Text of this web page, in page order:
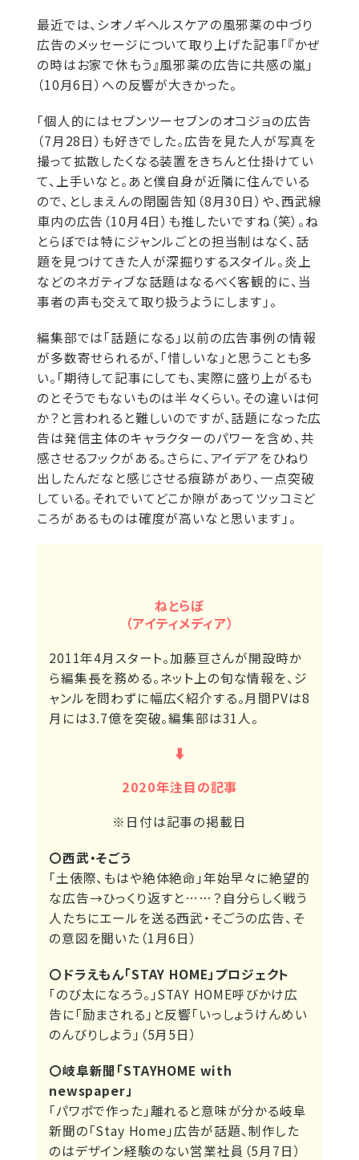
最近では、シオノギヘルスケアの風邪薬の中づり
広告のメッセージについて取り上げた記事「『かぜ
の時はお家で休もう』風邪薬の広告に共感の嵐」
（10月6日）への反響が大きかった。
「個人的にはセブンツーセブンのオコジョの広告
（7月28日）も好きでした。広告を見た人が写真を
撮って拡散したくなる装置をきちんと仕掛けてい
て、上手いなと。あと僕自身が近隣に住んでいる
ので、としまえんの閉園告知（8月30日）や、西武線
車内の広告（10月4日）も推したいですね（笑）。ね
とらぼでは特にジャンルごとの担当制はなく、話
題を見つけてきた人が深掘りするスタイル。炎上
などのネガティブな話題はなるべく客観的に、当
事者の声も交えて取り扱うようにします」。
編集部では「話題になる」以前の広告事例の情報
が多数寄せられるが、「惜しいな」と思うことも多
い。「期待して記事にしても、実際に盛り上がるも
のとそうでもないものは半々くらい。その違いは何
か？と言われると難しいのですが、話題になった広
告は発信主体のキャラクターのパワーを含め、共
感させるフックがある。さらに、アイデアをひねり
出したんだなと感じさせる痕跡があり、一点突破
している。それでいてどこか隙があってツッコミど
ころがあるものは確度が高いなと思います」。
ねとらぼ
（アイティメディア）
2011年4月スタート。加藤亘さんが開設時か
ら編集長を務める。ネット上の旬な情報を、ジ
ャンルを問わずに幅広く紹介する。月間PVは8
月には3.7億を突破。編集部は31人。
⬇︎
2020年注目の記事
※日付は記事の掲載日
〇西武・そごう
「土俵際、もはや絶体絶命」年始早々に絶望的
な広告→ひっくり返すと……？自分らしく戦う
人たちにエールを送る西武・そごうの広告、そ
の意図を聞いた（1月6日）
〇ドラえもん「STAY HOME」プロジェクト
「のび太になろう。」STAY HOME呼びかけ広
告に「励まされる」と反響「いっしょうけんめい
のんびりしよう」（5月5日）
〇岐阜新聞「STAYHOME with
newspaper」
「パワポで作った」離れると意味が分かる岐阜
新聞の「Stay Home」広告が話題、制作した
のはデザイン経験のない営業社員（5月7日）